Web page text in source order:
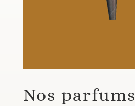
Nos parfums